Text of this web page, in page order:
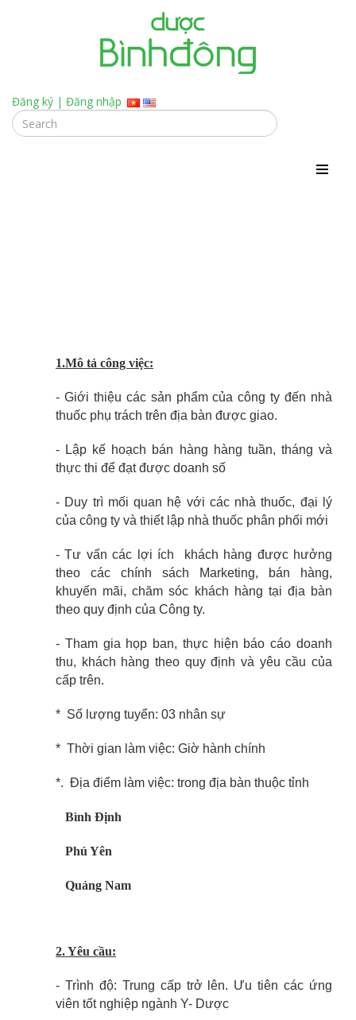
Đăng ký | Đăng nhập
1.Mô tả công việc:
- Giới thiệu các sản phẩm của công ty đến nhà
thuốc phụ trách trên địa bàn được giao.
- Lập kế hoạch bán hàng hàng tuần, tháng và
thực thi để đạt được doanh số
- Duy trì mối quan hệ với các nhà thuốc, đại lý
của công ty và thiết lập nhà thuốc phân phối mới
- Tư vấn các lợi ích khách hàng được hưởng
theo các chính sách Marketing, bán hàng,
khuyến mãi, chăm sóc khách hàng tại địa bàn
theo quy định của Công ty.
- Tham gia họp ban, thực hiện báo cáo doanh
thu, khách hàng theo quy định và yêu cầu của
cấp trên.
* Số lượng tuyển: 03 nhân sự
* Thời gian làm việc: Giờ hành chính
*. Địa điểm làm việc: trong địa bàn thuộc tỉnh
Bình Định
Phú Yên
Quảng Nam
2. Yêu cầu:
- Trình độ: Trung cấp trở lên. Ưu tiên các ứng
viên tốt nghiệp ngành Y- Dược